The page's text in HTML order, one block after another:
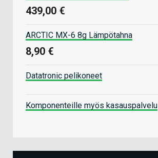
439,00 €
ARCTIC MX-6 8g Lämpötahna
8,90 €
Datatronic pelikoneet
Komponenteille myös kasauspalvelu